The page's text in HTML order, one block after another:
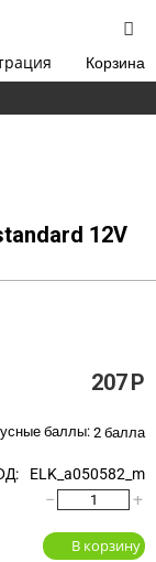
Корзина
12V
207Р
баллы: 2 балла
ELK_a050582_m
+
−
В корзину